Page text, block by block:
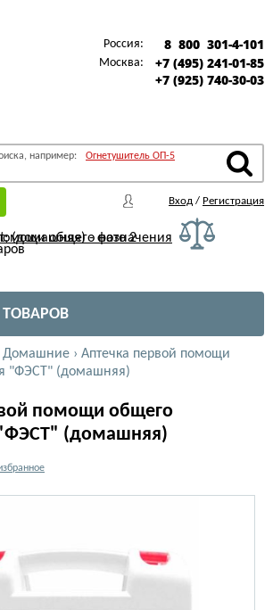
Россия: 8 800 301-4-101
Москва:
+7 (495) 241-01-85
+7 (925) 740-30-03
например: Огнетушитель ОП-5
Вход / Регистрация
ТОВАРОВ
Домашние › Аптечка первой помощи
"ФЭСТ" (домашняя)
помощи общего
(домашняя)